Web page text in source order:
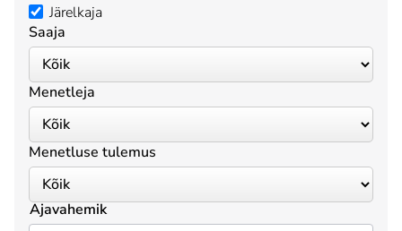
Järelkaja
Saaja
Menetleja
Menetluse tulemus
Ajavahemik